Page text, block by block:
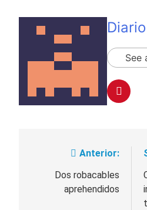
See
Navegación
entradas
Anterior:
Dos robacables
aprehendidos